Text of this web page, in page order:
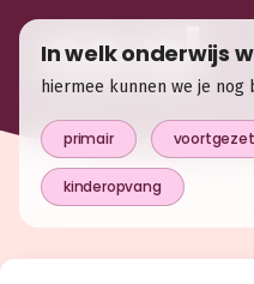
In welk onderwijs
hiermee kunnen we je
primair voortgezet
kinderopvang